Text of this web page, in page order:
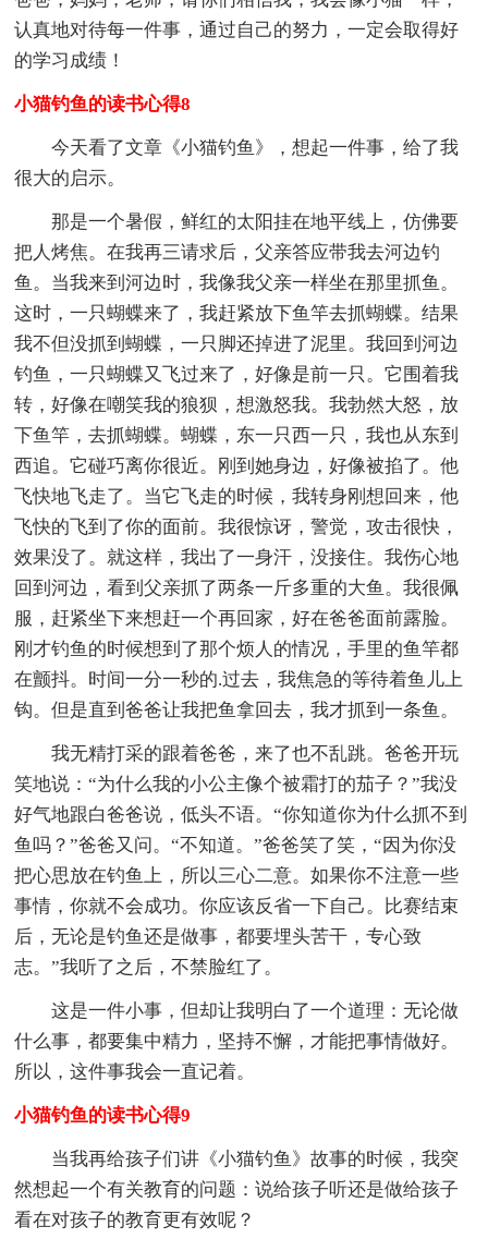
认真地对待每一件事，通过自己的努力，一定会取得好
的学习成绩！
小猫钓鱼的读书心得8
今天看了文章《小猫钓鱼》，想起一件事，给了我
很大的启示。
那是一个暑假，鲜红的太阳挂在地平线上，仿佛要
把人烤焦。在我再三请求后，父亲答应带我去河边钓
鱼。当我来到河边时，我像我父亲一样坐在那里抓鱼。
这时，一只蝴蝶来了，我赶紧放下鱼竿去抓蝴蝶。结果
我不但没抓到蝴蝶，一只脚还掉进了泥里。我回到河边
钓鱼，一只蝴蝶又飞过来了，好像是前一只。它围着我
转，好像在嘲笑我的狼狈，想激怒我。我勃然大怒，放
下鱼竿，去抓蝴蝶。蝴蝶，东一只西一只，我也从东到
西追。它碰巧离你很近。刚到她身边，好像被掐了。他
飞快地飞走了。当它飞走的时候，我转身刚想回来，他
飞快的飞到了你的面前。我很惊讶，警觉，攻击很快，
效果没了。就这样，我出了一身汗，没接住。我伤心地
回到河边，看到父亲抓了两条一斤多重的大鱼。我很佩
服，赶紧坐下来想赶一个再回家，好在爸爸面前露脸。
刚才钓鱼的时候想到了那个烦人的情况，手里的鱼竿都
在颤抖。时间一分一秒的.过去，我焦急的等待着鱼儿上
钩。但是直到爸爸让我把鱼拿回去，我才抓到一条鱼。
我无精打采的跟着爸爸，来了也不乱跳。爸爸开玩
笑地说：“为什么我的小公主像个被霜打的茄子？”我没
好气地跟白爸爸说，低头不语。“你知道你为什么抓不到
鱼吗？”爸爸又问。“不知道。”爸爸笑了笑，“因为你没
把心思放在钓鱼上，所以三心二意。如果你不注意一些
事情，你就不会成功。你应该反省一下自己。比赛结束
后，无论是钓鱼还是做事，都要埋头苦干，专心致
志。”我听了之后，不禁脸红了。
这是一件小事，但却让我明白了一个道理：无论做
什么事，都要集中精力，坚持不懈，才能把事情做好。
所以，这件事我会一直记着。
小猫钓鱼的读书心得9
当我再给孩子们讲《小猫钓鱼》故事的时候，我突
然想起一个有关教育的问题：说给孩子听还是做给孩子
看在对孩子的教育更有效呢？